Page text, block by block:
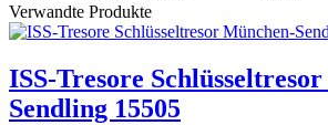
Verwandte Produkte
ISS-Tresore
Sendling 15505